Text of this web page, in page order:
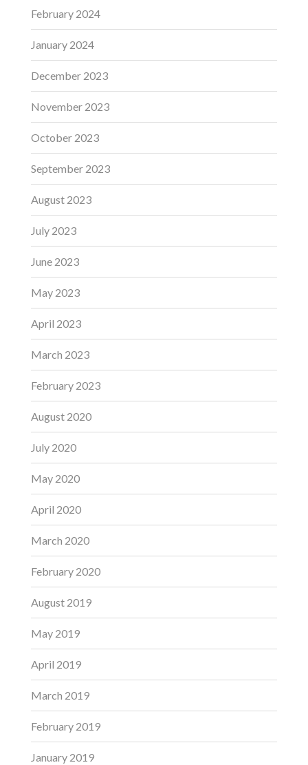
February 2024
January 2024
December 2023
November 2023
October 2023
September 2023
August 2023
July 2023
June 2023
May 2023
April 2023
March 2023
February 2023
August 2020
July 2020
May 2020
April 2020
March 2020
February 2020
August 2019
May 2019
April 2019
March 2019
February 2019
January 2019